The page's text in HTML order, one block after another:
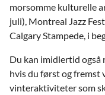
morsomme kulturelle
juli), Montreal Jazz
Calgary Stampede, i
Du kan imidlertid også
hvis du først og fremst
vinteraktiviteter som